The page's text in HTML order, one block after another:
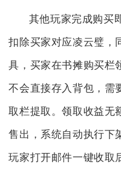
其他玩家完成购买
扣除买家对应凌云璧，
具，买家在书摊购买栏
不会直接存入背包，需
取栏提取。领取收益无
售出，系统自动执行下
玩家打开邮件一键收取